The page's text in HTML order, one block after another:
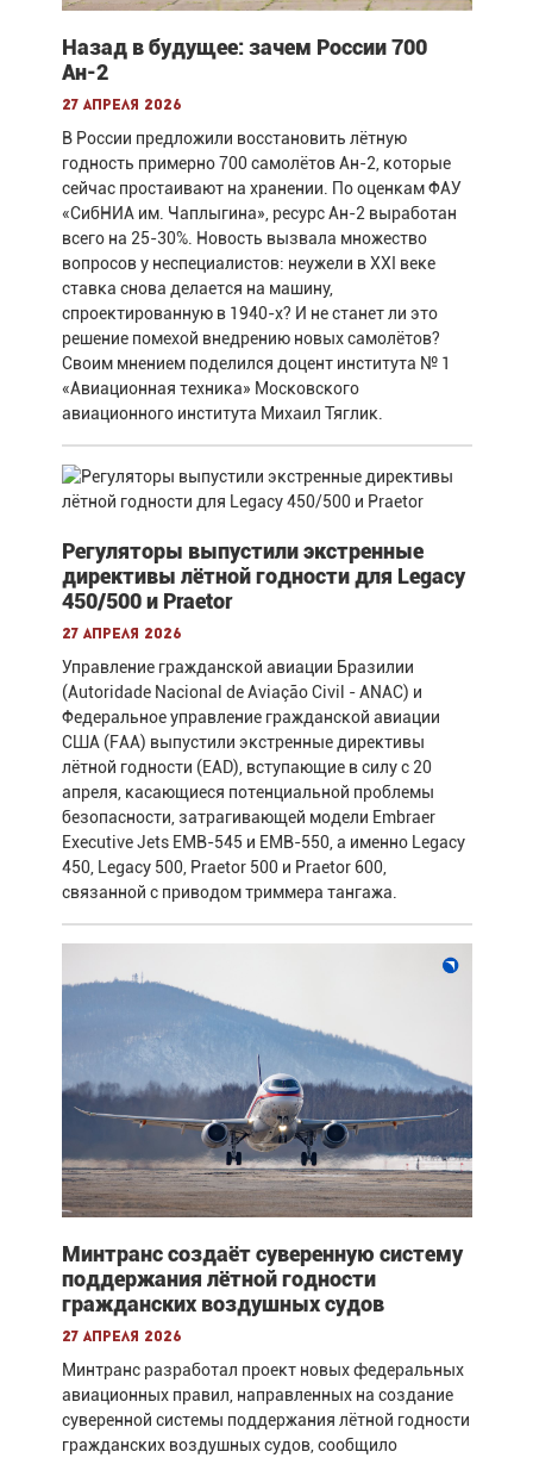
Назад в будущее: зачем России 700
Ан-2
27 апреля 2026
В России предложили восстановить лётную
годность примерно 700 самолётов Ан-2, которые
сейчас простаивают на хранении. По оценкам ФАУ
«СибНИА им. Чаплыгина», ресурс Ан-2 выработан
всего на 25-30%. Новость вызвала множество
вопросов у неспециалистов: неужели в XXI веке
ставка снова делается на машину,
спроектированную в 1940-х? И не станет ли это
решение помехой внедрению новых самолётов?
Своим мнением поделился доцент института № 1
«Авиационная техника» Московского
авиационного института Михаил Тяглик.
Регуляторы выпустили экстренные
директивы лётной годности для Legacy
450/500 и Praetor
27 апреля 2026
Управление гражданской авиации Бразилии
(Autoridade Nacional de Aviação Civil - ANAC) и
Федеральное управление гражданской авиации
США (FAA) выпустили экстренные директивы
лётной годности (EAD), вступающие в силу с 20
апреля, касающиеся потенциальной проблемы
безопасности, затрагивающей модели Embraer
Executive Jets EMB-545 и EMB-550, а именно Legacy
450, Legacy 500, Praetor 500 и Praetor 600,
связанной с приводом триммера тангажа.
Минтранс создаёт суверенную систему
поддержания лётной годности
гражданских воздушных судов
27 апреля 2026
Минтранс разработал проект новых федеральных
авиационных правил, направленных на создание
суверенной системы поддержания лётной годности
гражданских воздушных судов, сообщило